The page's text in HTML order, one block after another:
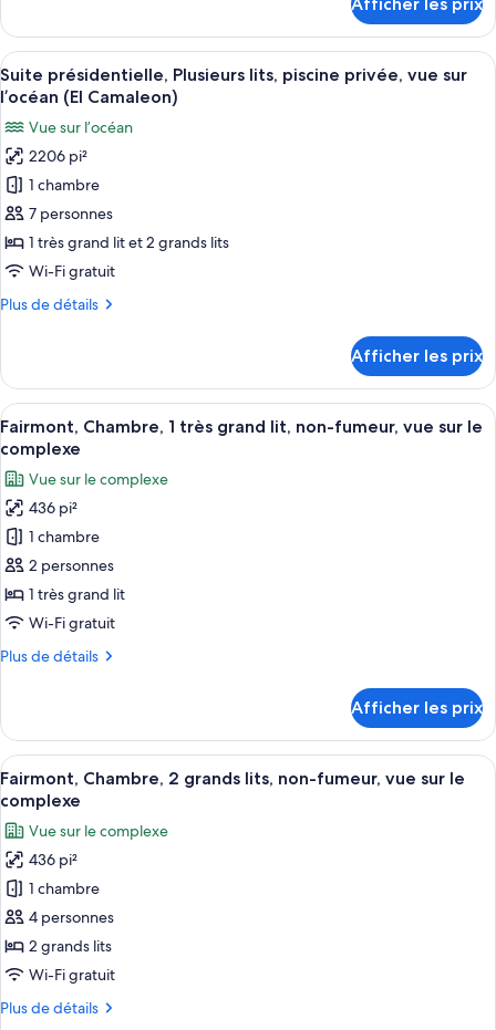
lit,
piscine
privée,
vue
sur
le
canal
(La
Tortuga)
Suite,
très
grand
piscine
privée,
vue
sur
le
(La
Tortuga)
Afficher
toutes
photos
pour
ce
type
de
chambre :
présidentielle,
piscine
privée,
vue
sur
l’océan
(El
Camaleon)
Un espace aménagé au bord de la
6
Suite présidentielle, Plusieurs lits, piscine privée, vue sur
l’océan (El Camaleon)
Vue sur l’océan
2206 pi²
1 chambre
7 personnes
1 très grand lit et 2 grands lits
Wi-Fi gratuit
Plus de détails
Plus
Suite
présidentielle,
Plusieurs
lits,
piscine
privée,
vue
sur
l’océan
(El
Afficher les prix
Afficher
toutes
les
photos
pour
ce
type
de
chambre :
Chambre,
grand
lit,
non-
fumeur,
vue
sur
le
complexe
Une chambre d’hôtel avec un
6
Fairmont, Chambre, 1 très grand lit, non-fumeur, vue sur le
complexe
Vue sur le complexe
436 pi²
1 chambre
2 personnes
1 très grand lit
Wi-Fi gratuit
Plus de détails
Plus
Fairmont,
Chambre,
1
très
grand
lit,
non-
fumeur,
vue
sur
complexe
Afficher les prix
Afficher
toutes
les
photos
pour
ce
type
de
chambre :
Chambre,
Une chambre d’hôtel avec deux
4
Fairmont, Chambre, 2 grands lits, non-fumeur, vue sur le
complexe
Vue sur le complexe
436 pi²
1 chambre
4 personnes
2 grands lits
Wi-Fi gratuit
Plus de détails
Plus